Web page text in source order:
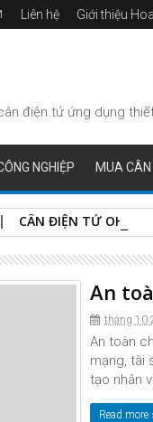
Liên hệ Giới thiệu
điện tửứng dụng
NGHIỆP MUA
CÂN ĐIỆN TỬ OHAUS
An
tháng 10
An toàn
mạng, tài
tạo nhân
Read more